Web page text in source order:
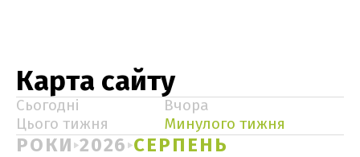
Карта сайту
Сьогодні
Вчора
Цього тижня
Минулого тижня
РОКИ 2026 СЕРПЕНЬ